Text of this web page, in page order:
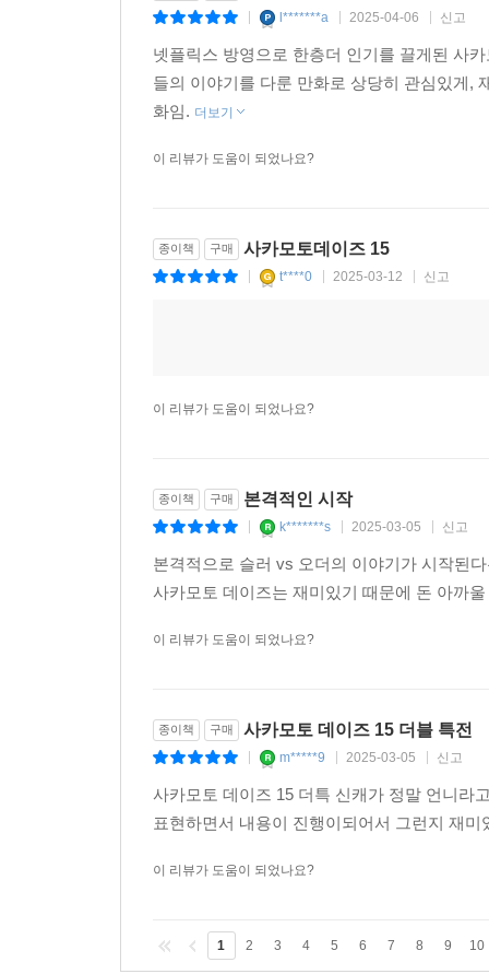
l*******a 2025-04-06 신고
넷플릭스 방영으로 한층더 인기를 끌게된 사
들의 이야기를 다룬 만화로 상당히 관심있게,
화임. 더보기
이 리뷰가 도움이 되었나요?
종이책 구매 사카모토데이즈 15
t****0 2025-03-12 신고
이 리뷰가 도움이 되었나요?
종이책 구매 본격적인 시작
k*******s 2025-03-05 신고
본격적으로 슬러 vs 오더의 이야기가 시작된
사카모토 데이즈는 재미있기 때문에 돈 아까
이 리뷰가 도움이 되었나요?
종이책 구매 사카모토 데이즈 15 더블 특전
m*****9 2025-03-05 신고
사카모토 데이즈 15 더특 신캐가 정말 언니라
표현하면서 내용이 진행이되어서 그런지 재
이 리뷰가 도움이 되었나요?
1 2 3 4 5 6 7 8 9 10